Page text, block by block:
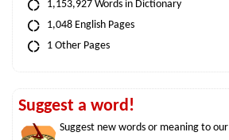
1,153,927 Words in Dictionary
1,048 English Pages
1 Other Pages
Suggest a word!
Suggest new words or meaning to